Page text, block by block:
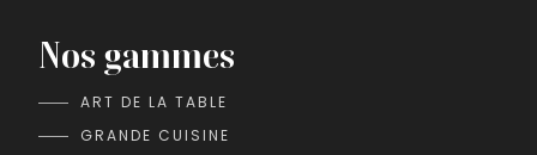
Nos gammes
ART DE LA TABLE
GRANDE CUISINE